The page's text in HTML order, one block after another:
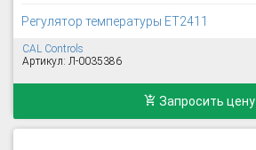
Регулятор температуры ET2411
CAL Controls
Артикул: Л-0035386
Запросить цену